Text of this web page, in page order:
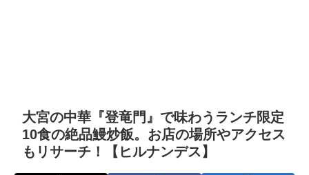
大宮の中華『登竜門』で味わうランチ限定
10食の絶品鰻炒飯。お店の場所やアクセス
もリサーチ！【ヒルナンデス】